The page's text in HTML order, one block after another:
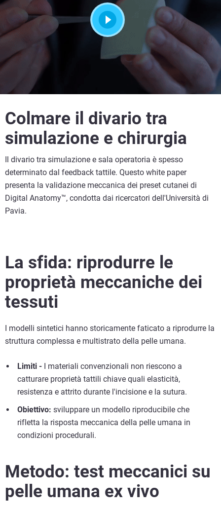
Colmare il divario tra
simulazione e chirurgia
Il divario tra simulazione e sala operatoria è spesso
determinato dal feedback tattile. Questo white paper
presenta la validazione meccanica dei preset cutanei di
Digital Anatomy™, condotta dai ricercatori dell'Università di
Pavia.
La sfida: riprodurre le
proprietà meccaniche dei
tessuti
I modelli sintetici hanno storicamente faticato a riprodurre la
struttura complessa e multistrato della pelle umana.
Limiti - I materiali convenzionali non riescono a
catturare proprietà tattili chiave quali elasticità,
resistenza e attrito durante l'incisione e la sutura.
Obiettivo: sviluppare un modello riproducibile che
rifletta la risposta meccanica della pelle umana in
condizioni procedurali.
Metodo: test meccanici su
pelle umana ex vivo